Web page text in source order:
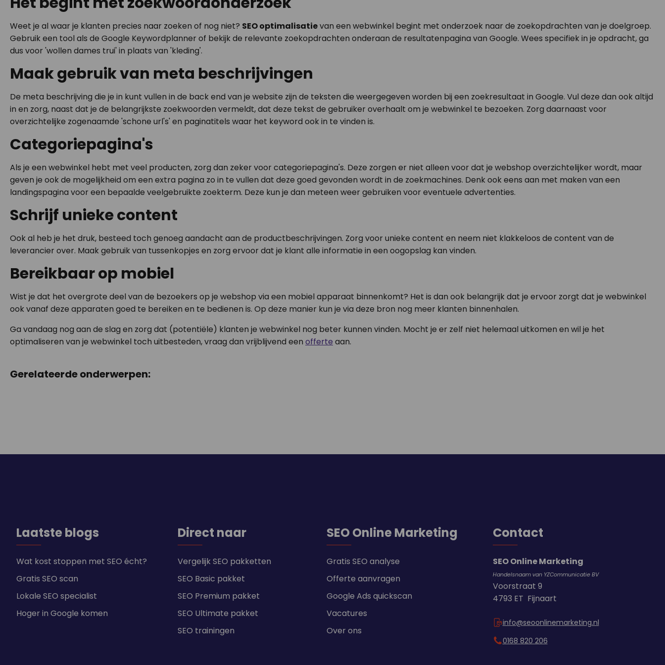
Weet je al waar je klanten precies naar zoeken of nog niet? SEO optimalisatievan een webwinkel begint met onderzoek naar de zoekopdrachten van je doelgroep.
Gebruik een tool als de Google Keywordplanner of bekijk de relevante zoekopdrachten onderaan de resultatenpagina van Google. Wees specifiek in je opdracht, ga
dus voor 'wollen dames trui' in plaats van 'kleding'.
Maak gebruik van meta beschrijvingen
De meta beschrijving die je in kunt vullen in de back end van je website zijn de teksten die weergegeven worden bij een zoekresultaat in Google. Vul deze dan ook altijd
in en zorg, naast dat je de belangrijkste zoekwoorden vermeldt, dat deze tekst de gebruiker overhaalt om je webwinkel te bezoeken. Zorg daarnaast voor
overzichtelijke zogenaamde 'schone url's' en paginatitels waar het keyword ook in te vinden is.
Categoriepagina's
Als je een webwinkel hebt met veel producten, zorg dan zeker voor categoriepagina's. Deze zorgen er niet alleen voor dat je webshop overzichtelijker wordt, maar
geven je ook de mogelijkheid om een extra pagina zo in te vullen dat deze goed gevonden wordt in de zoekmachines. Denk ook eens aan met maken van een
landingspagina voor een bepaalde veelgebruikte zoekterm. Deze kun je dan meteen weer gebruiken voor eventuele advertenties.
Schrijf unieke content
Ook al heb je het druk, besteed toch genoeg aandacht aan de productbeschrijvingen. Zorg voor unieke content en neem niet klakkeloos de content van de
leverancier over. Maak gebruik van tussenkopjes en zorg ervoor dat je klant alle informatie in een oogopslag kan vinden.
Bereikbaar op mobiel
Wist je dat het overgrote deel van de bezoekers op je webshop via een mobiel apparaat binnenkomt? Het is dan ook belangrijk dat je ervoor zorgt dat je webwinkel
ook vanaf deze apparaten goed te bereiken en te bedienen is. Op deze manier kun je via deze bron nog meer klanten binnenhalen.
Ga vandaag nog aan de slag en zorg dat (potentiële) klanten je webwinkel nog beter kunnen vinden. Mocht je er zelf niet helemaal uitkomen en wil je het
optimaliseren van je webwinkel toch uitbesteden, vraag dan vrijblijvend een offerte aan.
Gerelateerde onderwerpen:
Laatste blogs
Wat kost stoppen met SEO écht?
Gratis SEO scan
Lokale SEO specialist
Hoger in Google komen
Direct naar
Vergelijk SEO pakketten
SEO Basic pakket
SEO Premium pakket
SEO Ultimate pakket
SEO trainingen
SEO Online Marketing
Gratis SEO analyse
Offerte aanvragen
Google Ads quickscan
Vacatures
Over ons
Contact
SEO Online Marketing
Handelsnaam van YZCommunicatie BV
Voorstraat 9
4793 ET Fijnaart
info@seoonlinemarketing.nl
0168 820 206